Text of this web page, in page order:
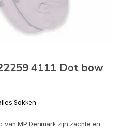
4111 Dot bow
Sokken
van MP Denmark zijn zachte en